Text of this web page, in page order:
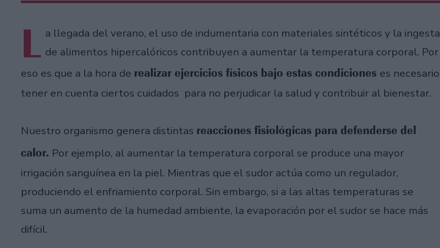
L a llegada del verano, el uso de indumentaria con materiales sintéticos y la ingesta
de alimentos hipercalóricos contribuyen a aumentar la temperatura corporal. Por
eso es que a la hora de realizar ejercicios físicos bajo estas condiciones es necesario
tener en cuenta ciertos cuidados para no perjudicar la salud y contribuir al bienestar.
Nuestro organismo genera distintas reacciones fisiológicas para defenderse del
calor. Por ejemplo, al aumentar la temperatura corporal se produce una mayor
irrigación sanguínea en la piel. Mientras que el sudor actúa como un regulador,
produciendo el enfriamiento corporal. Sin embargo, si a las altas temperaturas se
suma un aumento de la humedad ambiente, la evaporación por el sudor se hace más
difícil.